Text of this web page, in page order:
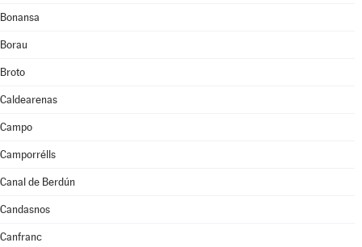
Bonansa
Borau
Broto
Caldearenas
Campo
Camporrélls
Canal de Berdún
Candasnos
Canfranc